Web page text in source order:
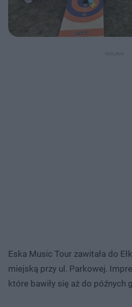
Eska Music Tour zawitała do
miejską przy ul. Parkowej.
które bawiły się aż do późnych